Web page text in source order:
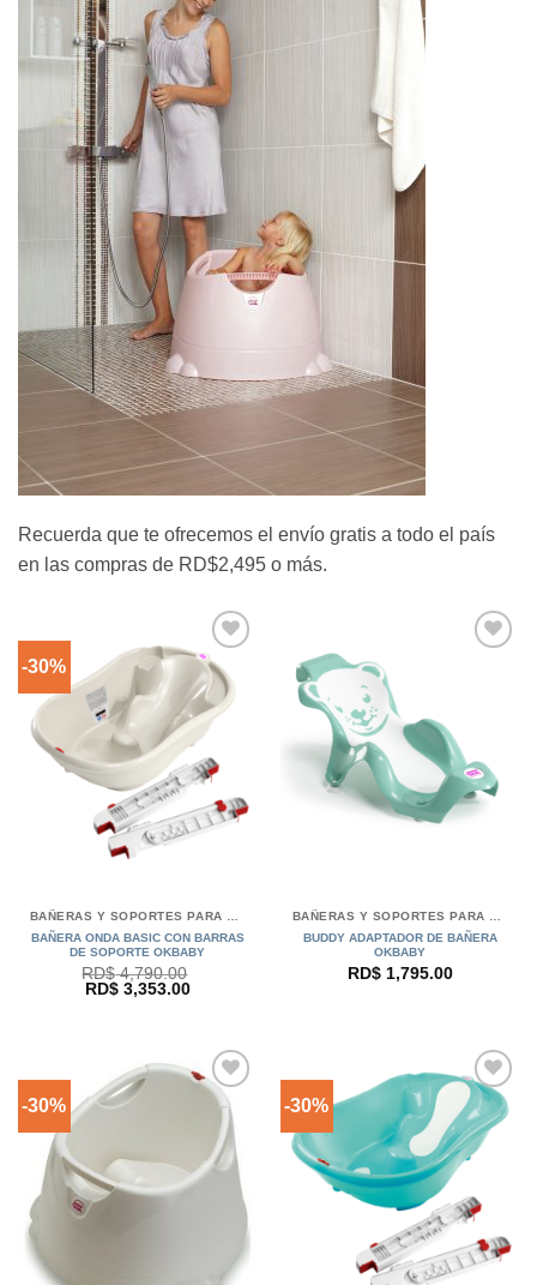
Recuerda que te ofrecemos el envío gratis a todo el país
en las compras de RD$2,495 o más.
-30%
BAÑERA ONDA BASIC CON BARRAS
DE SOPORTE OKBABY
RD$4,790.00
El
RD$3,353.00El
RD$ 3,353.00.
BUDDY ADAPTADOR DE BAÑERA
OKBABY
RD$1,795.00
-30% -30%